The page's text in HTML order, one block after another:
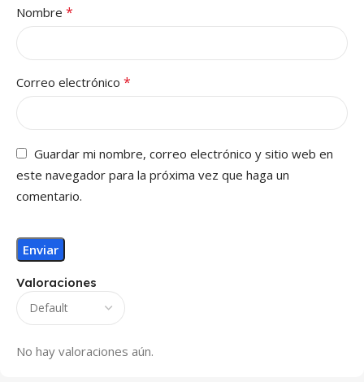
Valoraciones
No hay valoraciones aún.
Nombre *
Correo electrónico *
Guardar mi nombre, correo electrónico y sitio web en
este navegador para la próxima vez que haga un
comentario.